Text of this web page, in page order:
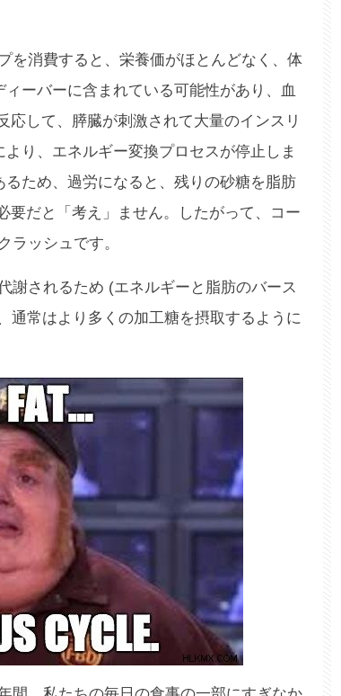
を消費すると、栄養価がほとんどなく、体
ーバーに含まれている可能性があり、血
して、膵臓が刺激されて大量のインスリ
り、エネルギー変換プロセスが停止しま
ため、過労になると、残りの砂糖を脂肪
要だと「考え」ません。したがって、コー
ラッシュです。
謝されるため (エネルギーと脂肪のバース
通常はより多くの加工糖を摂取するように